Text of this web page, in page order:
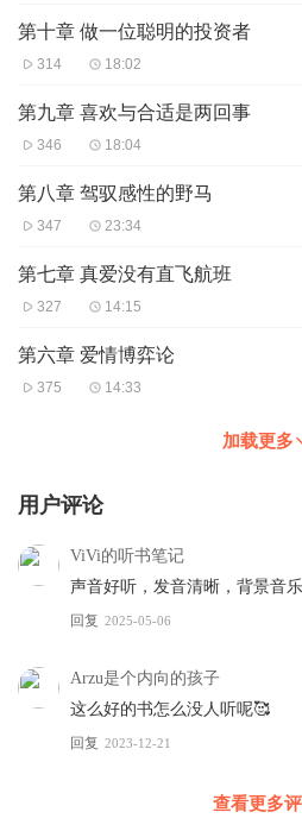
第十章 做一位聪明的投资者
314 18:02
第九章 喜欢与合适是两回事
346 18:04
第八章 驾驭感性的野马
347 23:34
第七章 真爱没有直飞航班
327 14:15
第六章 爱情博弈论
375 14:33
加载更多
用户评论
ViVi的听书笔记
声音好听，发音清晰，背景音
回复 2025-05-06
Arzu是个内向的孩子
这么好的书怎么没人听呢🥰
回复 2023-12-21
查看更多